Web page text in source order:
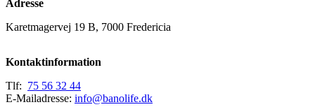
Adresse
Karetmagervej 19 B, 7000 Fredericia
Kontaktinformation
Tlf: 75 56 32 44
E-Mailadresse: info@banolife.dk